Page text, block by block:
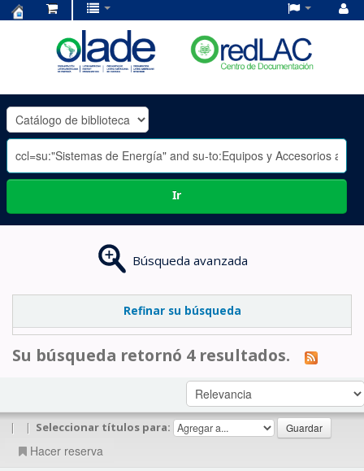
OLADE
-
Ir
Búsqueda avanzada
Refinar su búsqueda
Su búsqueda retornó 4 resultados.
| | Seleccionar títulos para:
Hacer reserva